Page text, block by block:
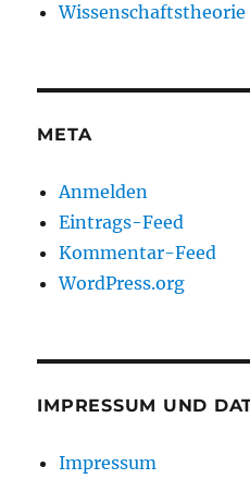
Wissenschaftstheorie
META
Anmelden
Eintrags-Feed
Kommentar-Feed
WordPress.org
IMPRESSUM UND
Impressum